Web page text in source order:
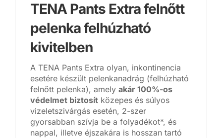
TENA Pants Extra felnőtt
pelenka felhúzható
kivitelben
A TENA Pants Extra olyan, inkontinencia
esetére készült pelenkanadrág (felhúzható
felnőtt pelenka), amely akár 100%-os
védelmet biztosít közepes és súlyos
vizeletszivárgás esetén, 2-szer
gyorsabban szívja be a folyadékot*, és
nappal, illetve éjszakára is hosszan tartó